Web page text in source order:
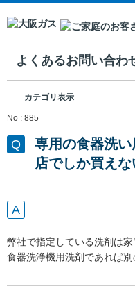
よくあるお問い合わ
カテゴリ表示
No : 885
専用の食器洗
店でしか買え
弊社で指定している洗剤は
食器洗浄機用洗剤であれば別